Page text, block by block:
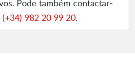
Pode também contactar-
(+34) 982 20 99 20.